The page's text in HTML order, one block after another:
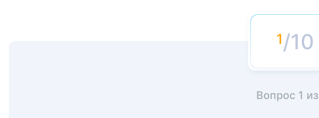
/10
Вопрос 1 из